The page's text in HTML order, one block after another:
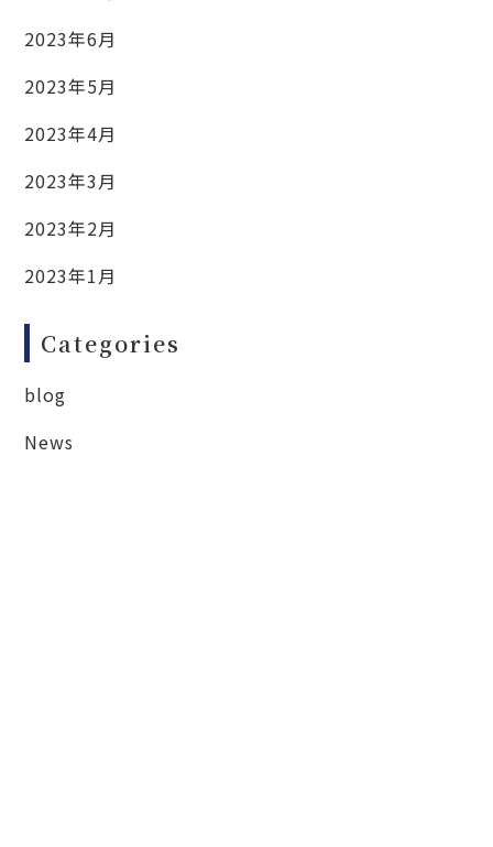
2023年6月
2023年5月
2023年4月
2023年3月
2023年2月
2023年1月
Categories
blog
News